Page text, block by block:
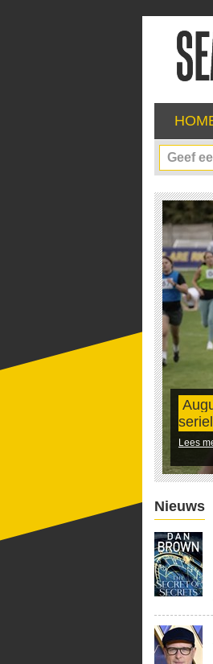
Lees
Nieuws